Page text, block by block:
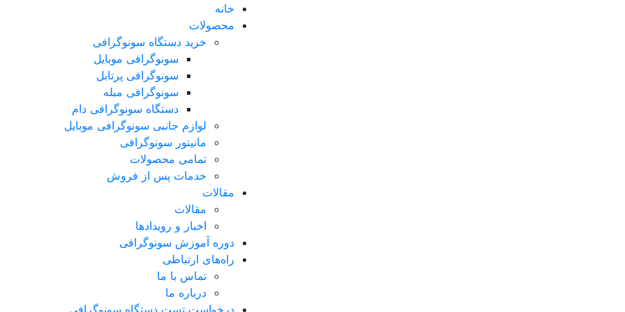
خانه
محصولات
خرید دستگاه سونوگرافی
سونوگرافی موبایل
سونوگرافی پرتابل
سونوگرافی مبله
دستگاه سونوگرافی دام
لوازم جانبی سونوگرافی موبایل
مانیتور سونوگرافی
تمامی محصولات
خدمات پس از فروش
مقالات
مقالات
اخبار و رویدادها
دوره آموزش سونوگرافی
راه‌های ارتباطی
تماس با ما
درباره ما
درخواست تست دستگاه سونوگرافی